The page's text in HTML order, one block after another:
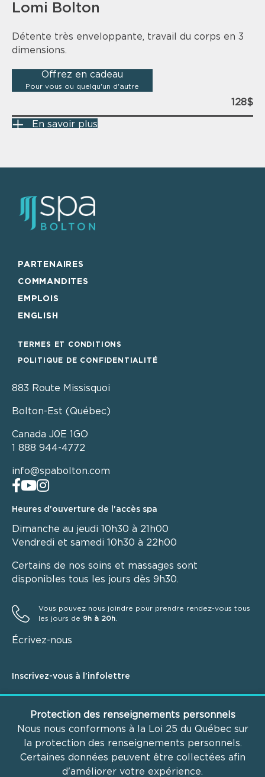
Lomi Bolton
Détente très enveloppante, travail du corps en 3
dimensions.
Offrez en cadeau
Pour vous ou quelqu'un d'autre
128$
En savoir plus
PARTENAIRES
COMMANDITES
EMPLOIS
ENGLISH
TERMES ET CONDITIONS
POLITIQUE DE CONFIDENTIALITÉ
883 Route Missisquoi
Bolton-Est (Québec)
Canada J0E 1GO
1 888 944-4772
info@spabolton.com
Suivez-nous sur Facebook
Abonnez-vous sur Youtube
Suivez-nous sur Instagram
En savoir plus sur Tripadvisor
Heures d'ouverture de l'accès spa
Dimanche au jeudi 10h30 à 21h00
Vendredi et samedi 10h30 à 22h00
Certains de nos soins et massages sont
disponibles tous les jours dès 9h30.
Vous pouvez nous joindre pour prendre rendez-vous tous
les jours de 9h à 20h
Écrivez-nous
Inscrivez-vous à l'infolettre
N
Protection des renseignements personnels
Nous nous conformons à la Loi 25 du Québec sur
la protection des renseignements personnels.
Certaines données peuvent être collectées afin
d'améliorer votre expérience.